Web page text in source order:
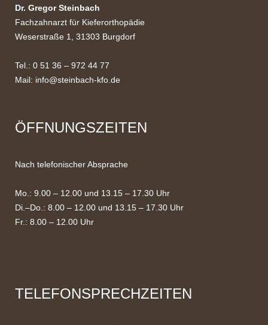
Dr. Gregor Steinbach
Fachzahnarzt für Kieferorthopädie
Weserstraße 1, 31303 Burgdorf
Tel.: 0 51 36 – 972 44 77
Mail: info@steinbach-kfo.de
ÖFFNUNGSZEITEN
Nach telefonischer Absprache
Mo.: 9.00 – 12.00 und 13.15 – 17.30 Uhr
Di.–Do.: 8.00 – 12.00 und 13.15 – 17.30 Uhr
Fr.: 8.00 – 12.00 Uhr
TELEFONSPRECHZEITEN